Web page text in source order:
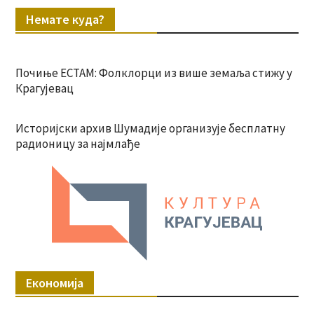
Немате куда?
Почиње ЕСТАМ: Фолклорци из више земаља стижу у
Крагујевац
Историјски архив Шумадије организује бесплатну
радионицу за најмлађе
Економија